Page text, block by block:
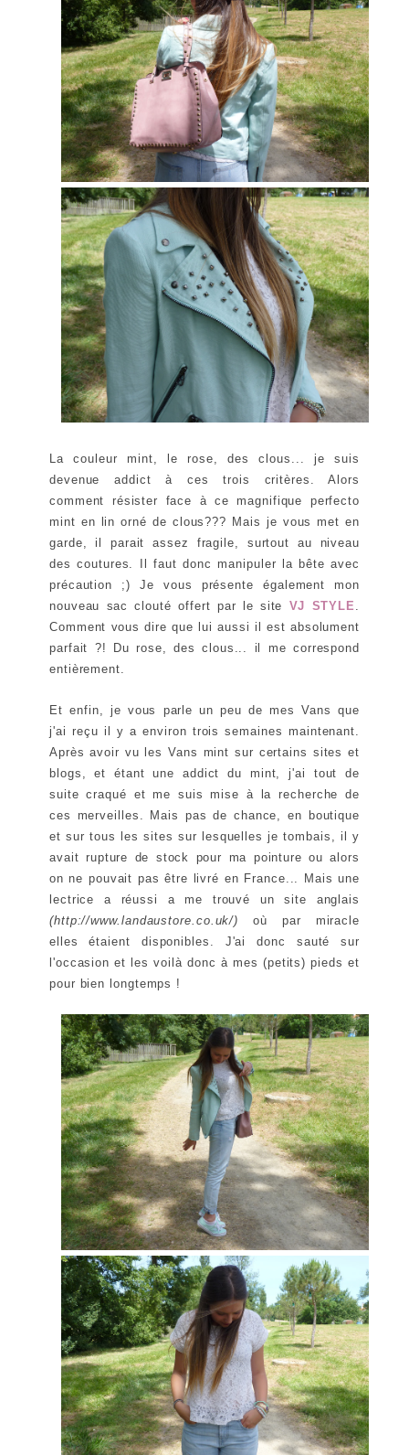
La couleur mint, le rose, des clous... je suis
devenue addict à ces trois critères. Alors
comment résister face à ce magnifique perfecto
mint en lin orné de clous??? Mais je vous met en
garde, il parait assez fragile, surtout au niveau
des coutures. Il faut donc manipuler la bête avec
précaution ;)Je vous présente également mon
nouveau sac clouté offert par le site VJ STYLE .
Comment vous dire que lui aussi il est absolument
parfait ?! Du rose, des clous... il me correspond
entièrement.
Et enfin, je vous parle un peu de mes Vans que
j'ai reçu il y a environ trois semaines maintenant.
Après avoir vu les Vans mint sur certains sites et
blogs, et étant une addict du mint, j'ai tout de
suite craqué et me suis mise à la recherche de
ces merveilles. Mais pas de chance, en boutique
et sur tous les sites sur lesquelles je tombais, il y
avait rupture de stock pour ma pointure ou alors
on ne pouvait pas être livré en France... Mais une
lectrice a réussi a me trouvé un site anglais
(http://www.landaustore.co.uk/) où par miracle
elles étaient disponibles. J'ai donc sauté sur
l'occasion et les voilà donc à mes (petits) pieds et
pour bien longtemps !